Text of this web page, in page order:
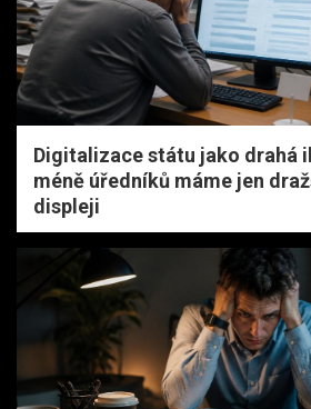
Digitalizace státu jako drahá
méně úředníků máme jen
displeji